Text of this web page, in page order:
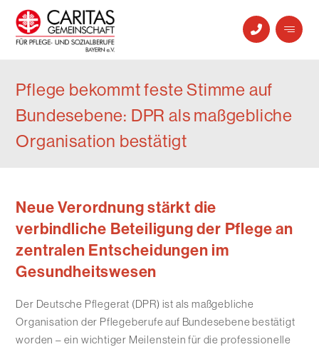
Pflege bekommt feste Stimme auf
Bundesebene: DPR als maßgebliche
Organisation bestätigt
Neue Verordnung stärkt die
verbindliche Beteiligung der Pflege an
zentralen Entscheidungen im
Gesundheitswesen
Der Deutsche Pflegerat (DPR) ist als maßgebliche
Organisation der Pflegeberufe auf Bundesebene bestätigt
worden – ein wichtiger Meilenstein für die professionelle